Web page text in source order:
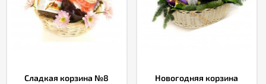
Сладкая корзина №8
Новогодняя корзина